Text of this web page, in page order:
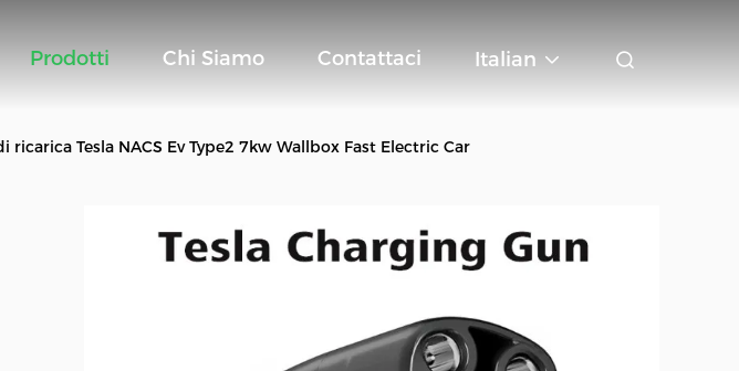
Prodotti Chi Siamo Contattaci Italian
ricarica Tesla NACS Ev Type2 7kw Wallbox Fast Electric Car